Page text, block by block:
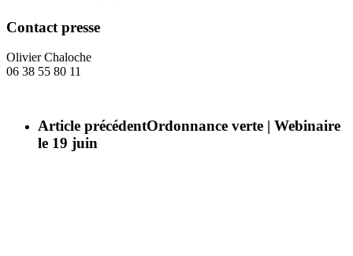
Contact presse
Olivier Chaloche
06 38 55 80 11
Article précédentOrdonnance verte | Webinaire
le 19 juin